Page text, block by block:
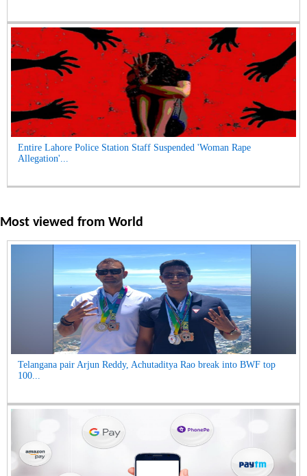
Entire Lahore Police Station Staff Suspended 'Woman Rape
Allegation'...
Most viewed from World
Telangana pair Arjun Reddy, Achutaditya Rao break into BWF top
100...